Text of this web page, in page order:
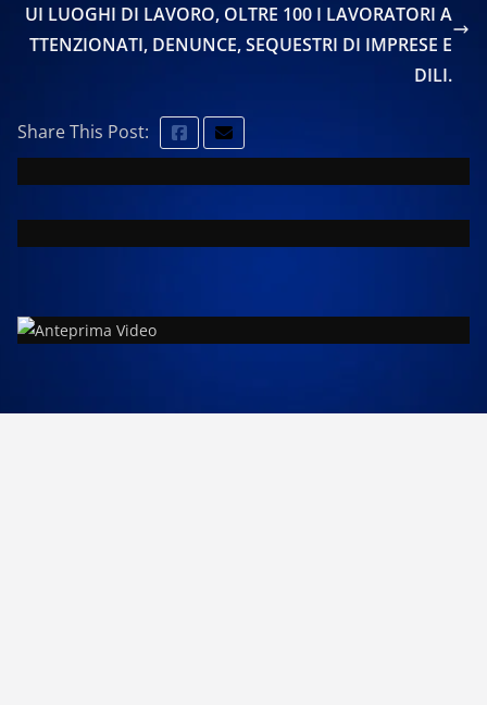
UI LUOGHI DI LAVORO, OLTRE 100 I LAVORATORI A
TTENZIONATI, DENUNCE, SEQUESTRI DI IMPRESE E
DILI.
Share This Post: